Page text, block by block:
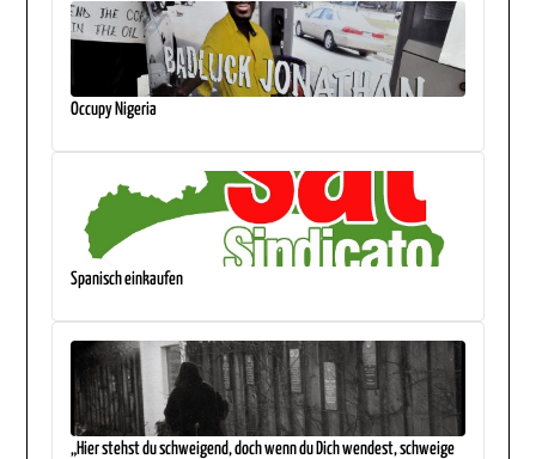
Occupy Nigeria
Spanisch einkaufen
„Hier stehst du schweigend, doch wenn du Dich wendest, schweige